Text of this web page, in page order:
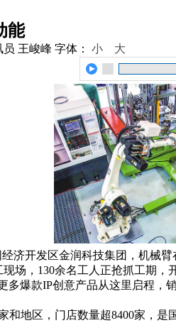
能
员 王峻峰 字体： 小 大
经济开发区金润科技集团，机械
场，130余名工人正抢抓工期，
爆款IP创意产品从这里启程
和地区，门店数量超8400家，